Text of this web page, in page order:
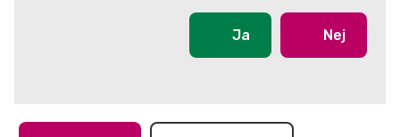
Ja Nej